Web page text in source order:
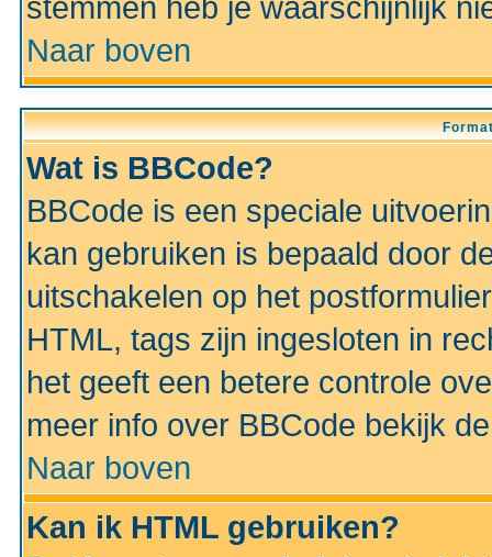
stemmen heb je waarschijnlijk
Naar boven
Wat is BBCode?
BBCode is een speciale
kan gebruiken is bepaald door
uitschakelen op het
HTML, tags zijn ingesloten in
het geeft een betere controle
meer info over BBCode bekijk
Naar boven
Kan ik HTML gebruiken?